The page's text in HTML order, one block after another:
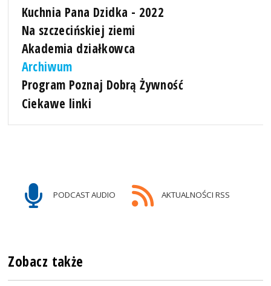
Kuchnia Pana Dzidka - 2022
Na szczecińskiej ziemi
Akademia działkowca
Archiwum
Program Poznaj Dobrą Żywność
Ciekawe linki
PODCAST AUDIO AKTUALNOŚCI RSS
Zobacz także